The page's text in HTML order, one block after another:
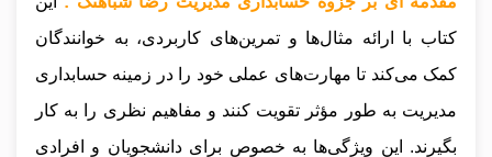
کتاب با ارائه مثال‌ها و تمرین‌های کاربردی، به خوانندگان
کمک می‌کند تا مهارت‌های عملی خود را در زمینه حسابداری
مدیریت به طور مؤثر تقویت کنند و مفاهیم نظری را به کار
بگیرند. این ویژگی‌ها به خصوص برای دانشجویان و افرادی